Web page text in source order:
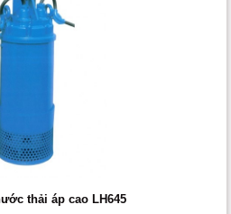
thải áp cao LH645